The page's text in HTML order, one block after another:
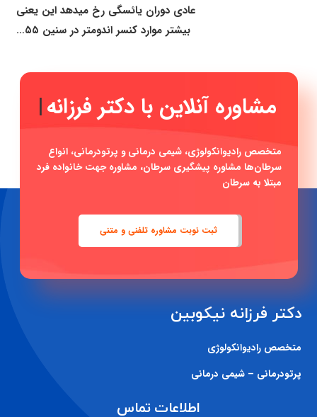
عادی دوران یائسگی رخ میدهد این یعنی
بیشتر موارد کنسر اندومتر در سنین ۵۵…
مشاوره آنلاین با دکتر فرز|
متخصص رادیوانکولوژی، شیمی درمانی و پرتودرمانی، انواع
سرطان‌ها مشاوره پیشگیری سرطان، مشاوره جهت خانواده فرد
مبتلا به سرطان
ثبت نوبت مشاوره تلفنی و متنی
دکتر فرزانه نیکوبین
متخصص رادیوانکولوژی
پرتودرمانی – شیمی درمانی
اطلاعات تماس